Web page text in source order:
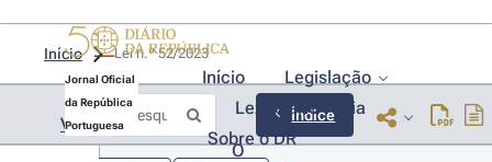
Jornal Oficial
da República
Portuguesa
Início
Legislação
Lexionário
Lia
Sobre o DR
O
Início Lei n.º 52/2023
Voltar Índice